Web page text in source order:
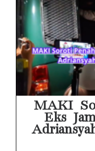
MAKI
Eks